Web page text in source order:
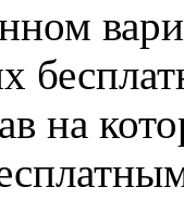
на